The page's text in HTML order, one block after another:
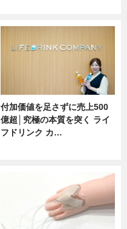
付加価値を足さずに売上500
億超│究極の本質を突く ライ
フドリンク カ…